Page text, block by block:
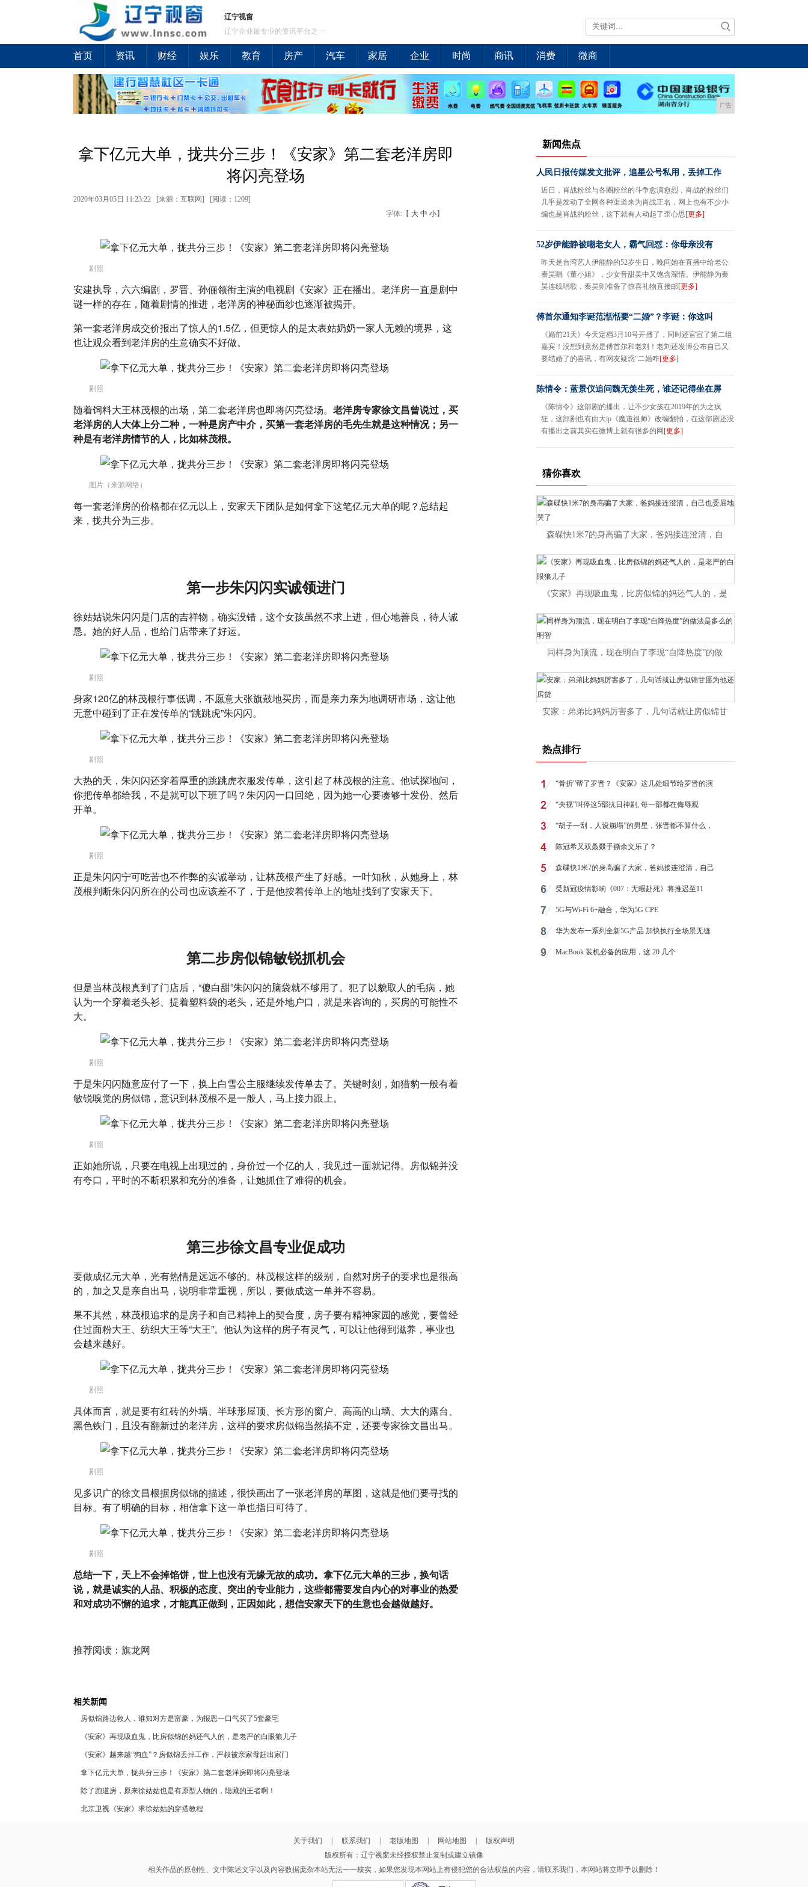
辽宁视窗
辽宁企业最专业的资讯平台之一
首页 资讯 财经 娱乐 教育 房产 汽车 家居 企业 时尚 商讯 消费 微商
广告
拿下亿元大单，拢共分三步！《安家》第二套老洋房即
将闪亮登场
2020年03月05日 11:23:22 [来源：互联网] [阅读：1209]
字体:【 大 中 小】
剧照
安建执导，六六编剧，罗晋、孙俪领衔主演的电视剧《安家》正在播出。老洋房一直是剧中
谜一样的存在，随着剧情的推进，老洋房的神秘面纱也逐渐被揭开。
第一套老洋房成交价报出了惊人的1.5亿，但更惊人的是太表姑奶奶一家人无赖的境界，这
也让观众看到老洋房的生意确实不好做。
剧照
随着饲料大王林茂根的出场，第二套老洋房也即将闪亮登场。 老洋房专家徐文昌曾说过，买
老洋房的人大体上分二种，一种是房产中介，买第一套老洋房的毛先生就是这种情况；另一
种是有老洋房情节的人，比如林茂根。
图片（来源网络）
每一套老洋房的价格都在亿元以上，安家天下团队是如何拿下这笔亿元大单的呢？总结起
来，拢共分为三步。
第一步朱闪闪实诚领进门
徐姑姑说朱闪闪是门店的吉祥物，确实没错，这个女孩虽然不求上进，但心地善良，待人诚
恳。她的好人品，也给门店带来了好运。
剧照
身家120亿的林茂根行事低调，不愿意大张旗鼓地买房，而是亲力亲为地调研市场，这让他
无意中碰到了正在发传单的“跳跳虎”朱闪闪。
剧照
大热的天，朱闪闪还穿着厚重的跳跳虎衣服发传单，这引起了林茂根的注意。他试探地问，
你把传单都给我，不是就可以下班了吗？朱闪闪一口回绝，因为她一心要凑够十发份、然后
开单。
剧照
正是朱闪闪宁可吃苦也不作弊的实诚举动，让林茂根产生了好感。一叶知秋，从她身上，林
茂根判断朱闪闪所在的公司也应该差不了，于是他按着传单上的地址找到了安家天下。
第二步房似锦敏锐抓机会
但是当林茂根真到了门店后，“傻白甜”朱闪闪的脑袋就不够用了。犯了以貌取人的毛病，她
认为一个穿着老头衫、提着塑料袋的老头，还是外地户口，就是来咨询的，买房的可能性不
大。
剧照
于是朱闪闪随意应付了一下，换上白雪公主服继续发传单去了。关键时刻，如猎豹一般有着
敏锐嗅觉的房似锦，意识到林茂根不是一般人，马上接力跟上。
剧照
正如她所说，只要在电视上出现过的，身价过一个亿的人，我见过一面就记得。房似锦并没
有夸口，平时的不断积累和充分的准备，让她抓住了难得的机会。
第三步徐文昌专业促成功
要做成亿元大单，光有热情是远远不够的。林茂根这样的级别，自然对房子的要求也是很高
的，加之又是亲自出马，说明非常重视，所以，要做成这一单并不容易。
果不其然，林茂根追求的是房子和自己精神上的契合度，房子要有精神家园的感觉，要曾经
住过面粉大王、纺织大王等“大王”。他认为这样的房子有灵气，可以让他得到滋养，事业也
会越来越好。
剧照
具体而言，就是要有红砖的外墙、半球形屋顶、长方形的窗户、高高的山墙、大大的露台、
黑色铁门，且没有翻新过的老洋房，这样的要求房似锦当然搞不定，还要专家徐文昌出马。
剧照
见多识广的徐文昌根据房似锦的描述，很快画出了一张老洋房的草图，这就是他们要寻找的
目标。有了明确的目标，相信拿下这一单也指日可待了。
剧照
总结一下，天上不会掉馅饼，世上也没有无缘无故的成功。拿下亿元大单的三步，换句话
说，就是诚实的人品、积极的态度、突出的专业能力，这些都需要发自内心的对事业的热爱
和对成功不懈的追求，才能真正做到，正因如此，想信安家天下的生意也会越做越好。
推荐阅读： 旗龙网
相关新闻
房似锦路边救人，谁知对方是富豪，为报恩一口气买了5套豪宅
《安家》再现吸血鬼，比房似锦的妈还气人的，是老严的白眼狼儿子
《安家》越来越“狗血”？房似锦丢掉工作，严叔被亲家母赶出家门
拿下亿元大单，拢共分三步！《安家》第二套老洋房即将闪亮登场
除了跑道房，原来徐姑姑也是有原型人物的，隐藏的王者啊！
北京卫视《安家》求徐姑姑的穿搭教程
新闻焦点
人民日报传媒发文批评，追星公号私用，丢掉工作
近日，肖战粉丝与各圈粉丝的斗争愈演愈烈，肖战的粉丝们
几乎是发动了全网各种渠道来为肖战正名，网上也有不少小
编也是肖战的粉丝，这下就有人动起了歪心思[更多]
52岁伊能静被嘲老女人，霸气回怼：你母亲没有
昨天是台湾艺人伊能静的52岁生日，晚间她在直播中给老公
秦昊唱《董小姐》，少女音甜美中又饱含深情。伊能静为秦
昊连线唱歌，秦昊则准备了惊喜礼物直接邮[更多]
傅首尔通知李诞范湉湉要“二婚”？李诞：你这叫
《婚前21天》今天定档3月10号开播了，同时还官宣了第二组
嘉宾！没想到竟然是傅首尔和老刘！老刘还发博公布自己又
要结婚了的喜讯，有网友疑惑“二婚咋[更多]
陈情令：蓝景仪追问魏无羡生死，谁还记得坐在屏
《陈情令》这部剧的播出，让不少女孩在2019年的为之疯
狂，这部剧也有由大ip《魔道祖师》改编翻拍，在这部剧还没
有播出之前其实在微博上就有很多的网 [更多]
猜你喜欢
森碟快1米7的身高骗了大家，爸妈接连澄清，自
《安家》再现吸血鬼，比房似锦的妈还气人的，是
同样身为顶流，现在明白了李现“自降热度”的做
安家：弟弟比妈妈厉害多了，几句话就让房似锦甘
热点排行
“骨折”帮了罗晋？《安家》这几处细节给罗晋的演
“央视”叫停这5部抗日神剧, 每一部都在侮辱观
“胡子一刮，人设崩塌”的男星，张晋都不算什么，
陈冠希又双叒叕手撕余文乐了？
森碟快1米7的身高骗了大家，爸妈接连澄清，自己
受新冠疫情影响《007：无暇赴死》将推迟至11
5G与Wi-Fi 6+融合，华为5G CPE
华为发布一系列全新5G产品 加快执行全场景无缝
MacBook 装机必备的应用，这 20 几个
关于我们 联系我们 老版地图 网站地图
版权声明
版权所有：辽宁视窗未经授权禁止复制或建立镜像
相关作品的原创性、文中陈述文字以及内容数据庞杂本站无法一一核实，如果您发现本网站上有侵犯您的合法权益的内容，请联系我们，本网站将立即予以删除！